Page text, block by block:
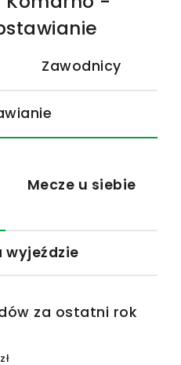
Zawodnicy
Mecze u siebie
wyjeździe
za ostatni rok